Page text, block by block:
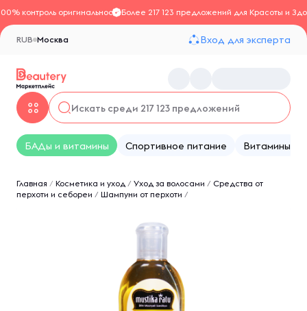
контроль оригинальностиБолее 217 123 предложений для Красоты и
Москва
RUB Вход для эксперта
БАДы и витамины Спортивное питание Витамины
Главная / Косметика и уход / Уход за волосами / Средства от
перхоти и себореи / Шампуни от перхоти /